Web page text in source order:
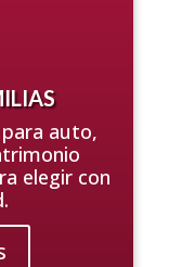
auto,
elegir con